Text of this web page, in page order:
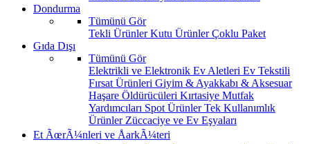
Dondurma
Tümünü Gör
Tekli ÜrünlerKutu ÜrünlerÇoklu Paket
Gıda Dışı
Tümünü Gör
Elektrikli ve Elektronik Ev Aletleri Ev Tekstili
Fırsat Ürünleri Giyim & Ayakkabı & Aksesuar
Haşare Öldürücüleri Kırtasiye Mutfak
Yardımcıları Spot ÜrünlerTek Kullanımlık
Ürünler Züccaciye ve Ev Eşyaları
Et ÃœrÃ¼nleri ve ÅarkÃ¼teri